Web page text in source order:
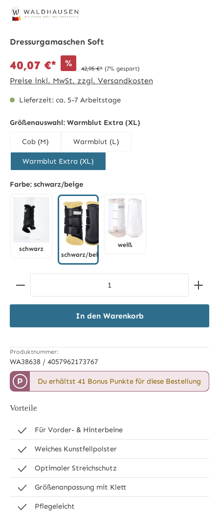
Dressurgamaschen Soft
40,07 €* % 42,95 €* (7% gespart)
Preise inkl. MwSt. zzgl. Versandkosten
Lieferzeit: ca. 5-7 Arbeitstage
Größenauswahl: Warmblut Extra (XL)
Cob (M) Warmblut (L)
Warmblut Extra (XL)
Farbe: schwarz/beige
schwarz
schwarz/beige
weiß
Produkt Anzahl: Gib den gewünschten Wert ein
In den Warenkorb
Produktnummer:
WA38638 / 4057962173767
P Du erhältst 41 Bonus Punkte für diese Bestellung
Vorteile
Für Vorder- & Hinterbeine
Weiches Kunstfellpolster
Optimaler Streichschutz
Größenanpassung mit Klett
Pflegeleicht